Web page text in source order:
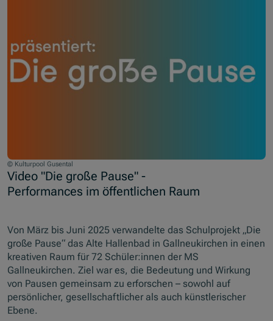
© Kulturpool Gusental
Video "Die große Pause" -
Performances im öffentlichen Raum
Von März bis Juni 2025 verwandelte das Schulprojekt „Die
große Pause“ das Alte Hallenbad in Gallneukirchen in einen
kreativen Raum für 72 Schüler:innen der MS
Gallneukirchen. Ziel war es, die Bedeutung und Wirkung
von Pausen gemeinsam zu erforschen – sowohl auf
persönlicher, gesellschaftlicher als auch künstlerischer
Ebene.